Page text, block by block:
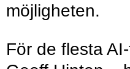
möjligheten.
För de flesta